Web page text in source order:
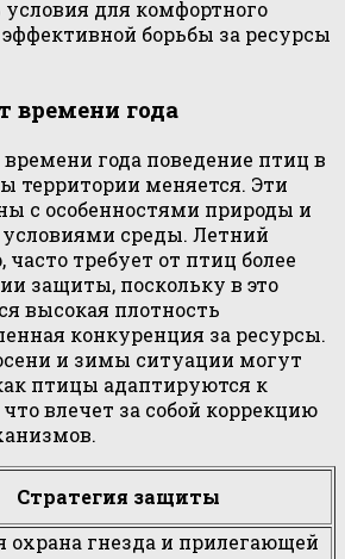
условия для комфортного
борьбы за ресурсы
времени года
года поведение птиц в
территории меняется. Эти
с особенностями природы и
среды. Летний
требует от птиц более
защиты, поскольку в это
высокая плотность
конкуренция за ресурсы.
и зимы ситуации могут
птицы адаптируются к
влечет за собой коррекцию
Стратегия защиты
охрана гнезда и прилегающей